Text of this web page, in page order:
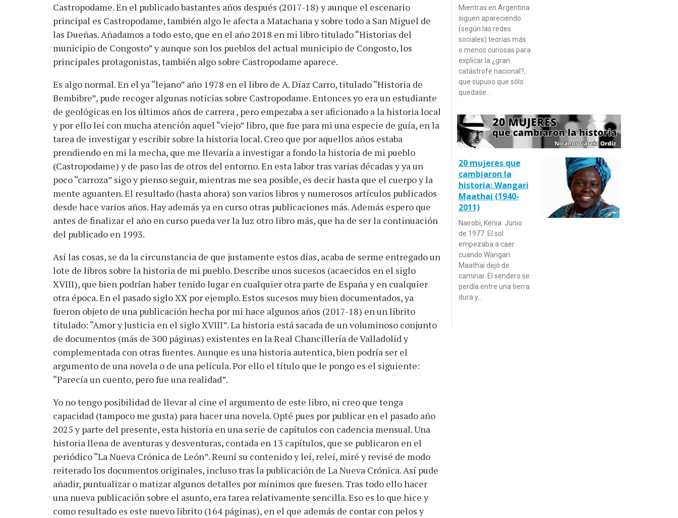
Castropodame. En el publicado bastantes años después (2017-18) y aunque el escenario
principal es Castropodame, también algo le afecta a Matachana y sobre todo a San Miguel de
las Dueñas. Añadamos a todo esto, que en el año 2018 en mi libro titulado “Historias del
municipio de Congosto” y aunque son los pueblos del actual municipio de Congosto, los
principales protagonistas, también algo sobre Castropodame aparece.
Es algo normal. En el ya “lejano” año 1978 en el libro de A. Díaz Carro, titulado “Historia de
Bembibre”, pude recoger algunas noticias sobre Castropodame. Entonces yo era un estudiante
de geológicas en los últimos años de carrera , pero empezaba a ser aficionado a la historia local
y por ello leí con mucha atención aquel “viejo” libro, que fue para mi una especie de guía, en la
tarea de investigar y escribir sobre la historia local. Creo que por aquellos años estaba
prendiendo en mi la mecha, que me llevaría a investigar a fondo la historia de mi pueblo
(Castropodame) y de paso las de otros del entorno. En esta labor tras varias décadas y ya un
poco “carroza” sigo y pienso seguir, mientras me sea posible, es decir hasta que el cuerpo y la
mente aguanten. El resultado (hasta ahora) son varios libros y numerosos artículos publicados
desde hace varios años. Hay además ya en curso otras publicaciones más. Además espero que
antes de finalizar el año en curso pueda ver la luz otro libro más, que ha de ser la continuación
del publicado en 1993.
Así las cosas, se da la circunstancia de que justamente estos días, acaba de serme entregado un
lote de libros sobre la historia de mi pueblo. Describe unos sucesos (acaecidos en el siglo
XVIII), que bien podrían haber tenido lugar en cualquier otra parte de España y en cualquier
otra época. En el pasado siglo XX por ejemplo. Estos sucesos muy bien documentados, ya
fueron objeto de una publicación hecha por mi hace algunos años (2017-18) en un librito
titulado: “Amor y Justicia en el siglo XVIII”. La historia está sacada de un voluminoso conjunto
de documentos (más de 300 páginas) existentes en la Real Chancillería de Valladolid y
complementada con otras fuentes. Aunque es una historia autentica, bien podría ser el
argumento de una novela o de una película. Por ello el título que le pongo es el siguiente:
“Parecía un cuento, pero fue una realidad”.
Yo no tengo posibilidad de llevar al cine el argumento de este libro, ni creo que tenga
capacidad (tampoco me gusta) para hacer una novela. Opté pues por publicar en el pasado año
2025 y parte del presente, esta historia en una serie de capítulos con cadencia mensual. Una
historia llena de aventuras y desventuras, contada en 13 capítulos, que se publicaron en el
periódico “La Nueva Crónica de León”. Reuní su contenido y leí, releí, miré y revisé de modo
reiterado los documentos originales, incluso tras la publicación de La Nueva Crónica. Así pude
añadir, puntualizar o matizar algunos detalles por mínimos que fuesen. Tras todo ello hacer
una nueva publicación sobre el asunto, era tarea relativamente sencilla. Eso es lo que hice y
como resultado es este nuevo librito (164 páginas), en el que además de contar con pelos y
Mientras en Argentina
siguen apareciendo
(según las redes
sociales) teorías más
o menos curiosas para
explicar la ¿gran
catástrofe nacional?,
que supuso que sólo
quedase…
20 mujeres que
cambiaron la
historia: Wangari
Maathai (1940-
2011)
Nairobi, Kenia. Junio
de 1977. El sol
empezaba a caer
cuando Wangari
Maathai dejó de
caminar. El sendero se
perdía entre una tierra
dura y…